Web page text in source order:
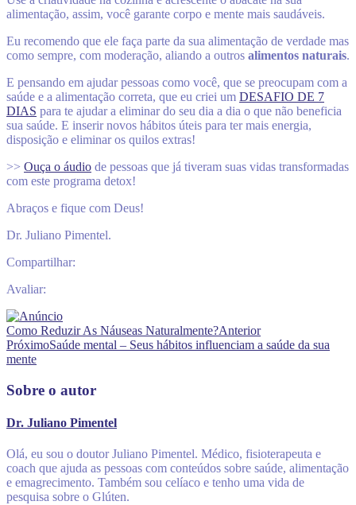
alimentação, assim, você garante corpo e mente mais saudáveis.
Eu recomendo que ele faça parte da sua alimentação de verdade mas
como sempre, com moderação, aliando a outros alimentos naturais.
E pensando em ajudar pessoas como você, que se preocupam com a
saúde e a alimentação correta, que eu criei um DESAFIO DE 7
DIAS para te ajudar a eliminar do seu dia a dia o que não beneficia
sua saúde. E inserir novos hábitos úteis para ter mais energia,
disposição e eliminar os quilos extras!
>> Ouça o áudio de pessoas que já tiveram suas vidas transformadas
com este programa detox!
Abraços e fique com Deus!
Dr. Juliano Pimentel.
Compartilhar:
Avaliar:
Como Reduzir As Náuseas Naturalmente?Anterior
PróximoSaúde mental – Seus hábitos influenciam a saúde da sua
mente
Sobre o autor
Dr. Juliano Pimentel
Olá, eu sou o doutor Juliano Pimentel. Médico, fisioterapeuta e
coach que ajuda as pessoas com conteúdos sobre saúde, alimentação
e emagrecimento. Também sou celíaco e tenho uma vida de
pesquisa sobre o Glúten.